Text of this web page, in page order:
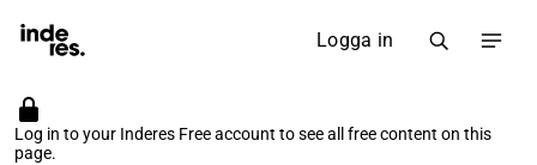
Logga in
Log in to your Inderes Free account to see all free content on this
page.